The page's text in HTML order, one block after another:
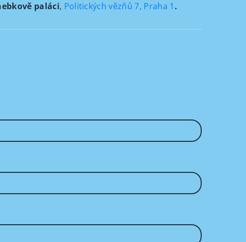
paláci, Politických vězňů 7, Praha 1 .